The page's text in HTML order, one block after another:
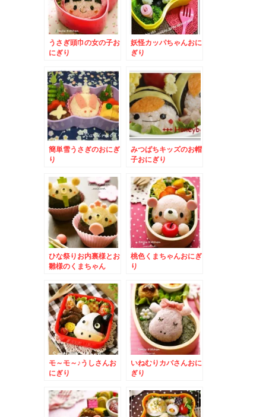
うさぎ頭巾の女の子お
にぎり
妖怪カッパちゃんおに
ぎり
簡単雪うさぎのおにぎ
り
みつばちキッズのお帽
子おにぎり
ひな祭りお内裏様とお
雛様のくまちゃん
桃色くまちゃんおにぎ
り
モ～モ～♪うしさんお
にぎり
いねむりカバさんおに
ぎり